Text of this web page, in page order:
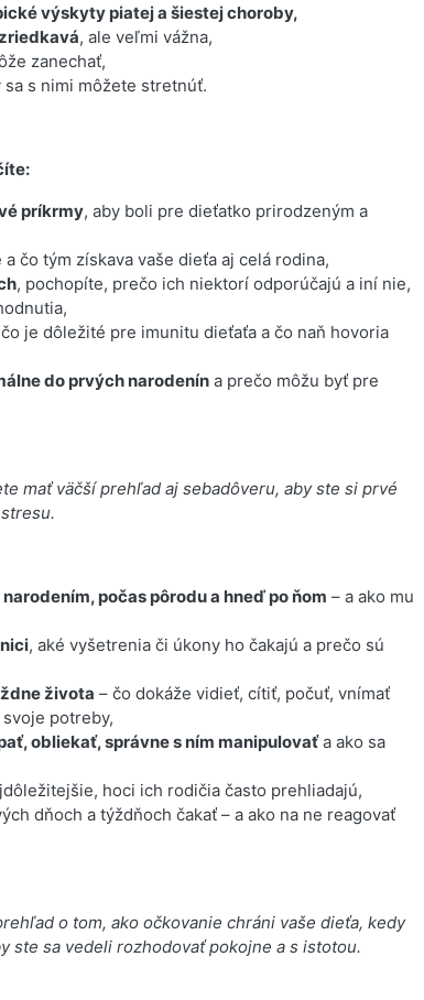
výskyty piatej a šiestej choroby,
, ale veľmi vážna,
zanechať,
sa s nimi môžete stretnúť.
príkrmy, aby boli pre dieťatko prirodzeným a
čo tým získava vaše dieťa aj celá rodina,
, pochopíte, prečo ich niektorí odporúčajú a iní nie,
je dôležité pre imunitu dieťaťa a čo naň hovoria
do prvých narodenín a prečo môžu byť pre
mať väčší prehľad aj sebadôveru, aby ste si prvé
počas pôrodu a hneď po ňom – a ako mu
, aké vyšetrenia či úkony ho čakajú a prečo sú
života – čo dokáže vidieť, cítiť, počuť, vnímať
potreby,
obliekať, správne s ním manipulovaťa ako sa
hoci ich rodičia často prehliadajú,
dňoch a týždňoch čakať – a ako na ne reagovať
o tom, ako očkovanie chráni vaše dieťa, kedy
ste sa vedeli rozhodovať pokojne a s istotou.